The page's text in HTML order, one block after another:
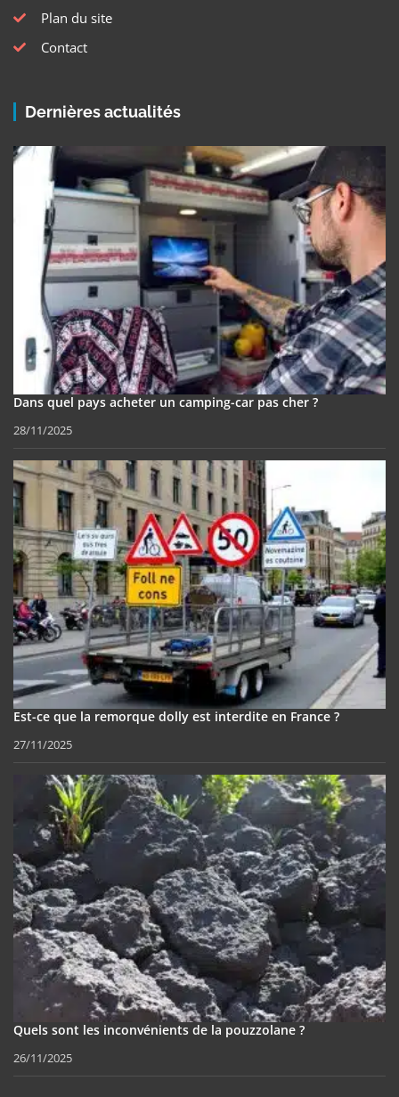
Plan du site
Contact
Dernières actualités
Dans quel pays acheter un camping-car pas cher ?
28/11/2025
Est-ce que la remorque dolly est interdite en France ?
27/11/2025
Quels sont les inconvénients de la pouzzolane ?
26/11/2025